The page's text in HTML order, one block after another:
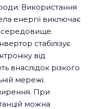
Використання
енергії виключає
середовище.
стабілізує
від
внаслідок різкого
мережі.
При
можна